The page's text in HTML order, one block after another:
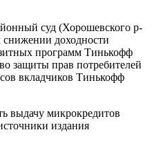
суд (Хорошевского р-
доходности
программ Тинькофф
защиты прав потребителей
вкладчиков Тинькофф
выдачу микрокредитов
издания